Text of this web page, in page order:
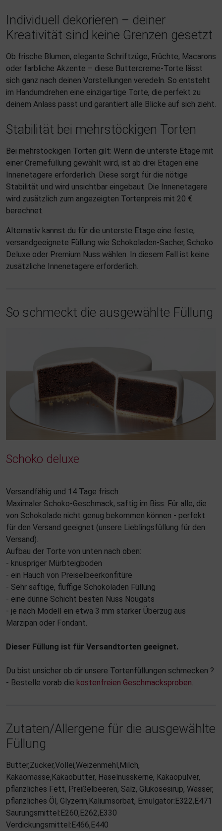
Individuell dekorieren – deiner
Kreativität sind keine Grenzen gesetzt
Ob frische Blumen, elegante Schriftzüge, Früchte, Macarons
oder farbliche Akzente – diese Buttercreme-Torte lässt
sich ganz nach deinen Vorstellungen veredeln. So entsteht
im Handumdrehen eine einzigartige Torte, die perfekt zu
deinem Anlass passt und garantiert alle Blicke auf sich zieht.
Stabilität bei mehrstöckigen Torten
Bei mehrstöckigen Torten gilt: Wenn die unterste Etage mit
einer Cremefüllung gewählt wird, ist ab drei Etagen eine
Innenetagere erforderlich. Diese sorgt für die nötige
Stabilität und wird unsichtbar eingebaut. Die Innenetagere
wird zusätzlich zum angezeigten Tortenpreis mit 20 €
berechnet.
Alternativ kannst du für die unterste Etage eine feste,
versandgeeignete Füllung wie Schokoladen-Sacher, Schoko
Deluxe oder Premium Nuss wählen. In diesem Fall ist keine
zusätzliche Innenetagere erforderlich.
So schmeckt die ausgewählte Füllung
Schoko deluxe
Versandfähig und 14 Tage frisch.
Maximaler Schoko-Geschmack, saftig im Biss. Für alle, die
von Schokolade nicht genug bekommen können - perfekt
für den Versand geeignet (unsere Lieblingsfüllung für den
Versand).
Aufbau der Torte von unten nach oben:
- knuspriger Mürbteigboden
- ein Hauch von Preiselbeerkonfitüre
- Sehr saftige, fluffige Schokoladen Füllung
- eine dünne Schicht besten Nuss Nougats
- je nach Modell ein etwa 3 mm starker Überzug aus
Marzipan oder Fondant.
Dieser Füllung ist für Versandtorten geeignet.
Du bist unsicher ob dir unsere Tortenfüllungen schmecken ?
- Bestelle vorab die kostenfreien Geschmacksproben.
Zutaten/Allergene für die ausgewählte
Füllung
Butter,Zucker,Vollei,Weizenmehl,Milch,
Kakaomasse,Kakaobutter, Haselnusskerne, Kakaopulver,
pflanzliches Fett, Preißelbeeren, Salz, Glukosesirup, Wasser,
pflanzliches Öl, Glyzerin,Kaliumsorbat, Emulgator:E322,E471
Säurungsmittel:E260,E262,E330
Verdickungsmittel:E466,E440